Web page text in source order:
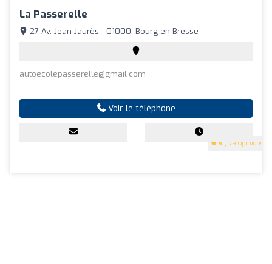
La Passerelle
5 (179 Opinions)
27 Av. Jean Jaurès - 01000, Bourg-en-Bresse
autoecolepasserelle@gmail.com
Voir le téléphone